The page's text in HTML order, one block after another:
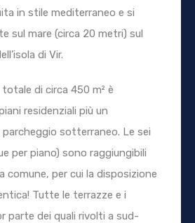
in stile mediterraneo e si
sul mare (circa 20 metri) sul
di Vir.
di circa 450 m² è
residenziali più un
sotterraneo. Le sei
per piano) sono raggiungibili
comune, per cui la disposizione
Tutte le terrazze e i
parte dei quali rivolti a sud-